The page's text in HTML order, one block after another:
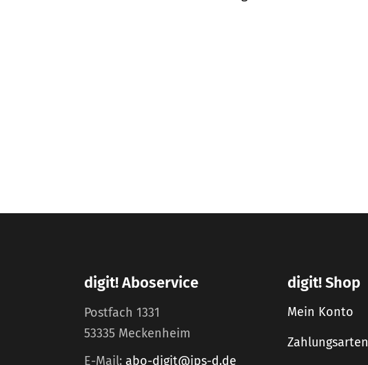
digit! Aboservice
Postfach 1331
53335 Meckenheim
E-Mail: abo-digit@ips-d.de
digit! Shop
Mein Konto
Zahlungsarten